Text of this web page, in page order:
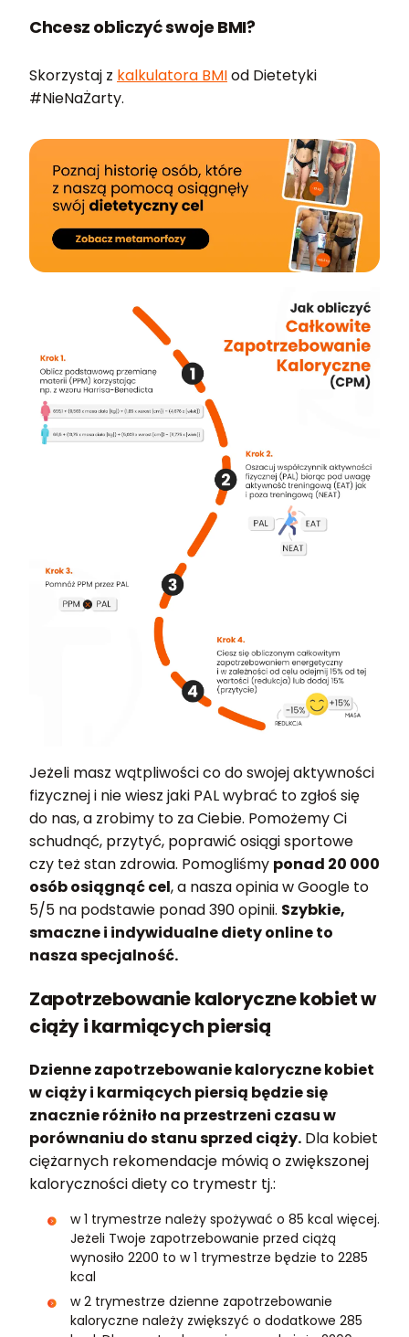
Chcesz obliczyć swoje BMI?
Skorzystaj z kalkulatora BMIod Dietetyki
#NieNaŻarty.
Jeżeli masz wątpliwości co do swojej aktywności
fizycznej i nie wiesz jaki PAL wybrać to zgłoś się
do nas, a zrobimy to za Ciebie. Pomożemy Ci
schudnąć, przytyć, poprawić osiągi sportowe
czy też stan zdrowia. Pomogliśmy ponad 20 000
osób osiągnąć cel, a nasza opinia w Google to
5/5 na podstawie ponad 390 opinii. Szybkie,
smaczne i indywidualne diety online to
nasza specjalność.
Zapotrzebowanie kaloryczne kobiet w
ciąży i karmiących piersią
Dzienne zapotrzebowanie kaloryczne kobiet
w ciąży i karmiących piersią będzie się
znacznie różniło na przestrzeni czasu w
porównaniu do stanu sprzed ciąży. Dla kobiet
ciężarnych rekomendacje mówią o zwiększonej
kaloryczności diety co trymestr tj.:
w 1 trymestrze należy spożywać o 85 kcal więcej.
Jeżeli Twoje zapotrzebowanie przed ciążą
wynosiło 2200 to w 1 trymestrze będzie to 2285
kcal
w 2 trymestrze dzienne zapotrzebowanie
kaloryczne należy zwiększyć o dodatkowe 285